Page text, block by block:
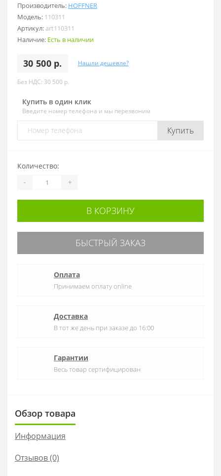
Производитель: HOFFNER
Модель: 110311
Артикул: art110311
Наличие: Есть в наличии
30 500 р. Нашли дешевле?
Без НДС: 30 500 р.
Купить в один клик
Введите номер телефона и мы перезвоним
Купить
Количество:
- +
В КОРЗИНУ
БЫСТРЫЙ ЗАКАЗ
Оплата
Принимаем оплату online
Доставка
В тот же день при заказе до 16:00
Гарантии
Весь товар сертифицирован
Обзор товара
Информация
Отзывов (0)